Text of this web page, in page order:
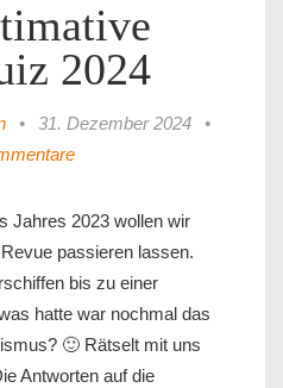
2024
• 31. Dezember 2024
•
Jahres 2023 wollen wir
passieren lassen.
bis zu einer
hatte war nochmal das
🙂 Rätselt mit uns
Antworten auf die